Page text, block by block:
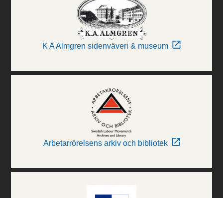
K A Almgren sidenväveri & museum
Arbetarrörelsens arkiv och bibliotek